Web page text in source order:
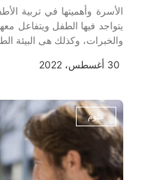
الأسرة وأهميتها في تربية
يتواجد فيها الطفل ويتفاعل
والخبرات، وكذلك هى البيئة
30 أغسطس، 2022
علوم